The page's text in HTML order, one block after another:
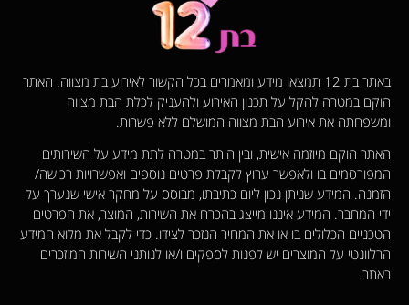
באתר בת 12 תמצאו מידע ומאמרים בכל הקשור לאירוע בת מצווה. האתר
הוקם במטרה להקל על תכנון האירוע ולהעניק לכלת הבת מצווה
ומשפחתה את אירוע הבת מצווה המושלם ללא פשרות.
האתר הוקם מיוזמה אישית, ובין היתר במטרה לתת מידע על השירותים
המפורסמים בו ולאפשר ערוץ לקבלת פרטים נוספים ואפשרויות רכישה/
הזמנה. המידע שניתן נכון ליום כתיבתו, מבוסס על מחקר אישי שנערך על
ידי המחבר. המידע איננו מייצג בהכרח את השירות, המוצר, את הפרטים
הטכניים הכלולים בו או את המחיר הנזכר לצידו. כדי לקבל את מלוא המידע
הרלוונטי על המוצרים יש לפנות לספקים ו/או לנותני השירות המוזכרים
באתר.